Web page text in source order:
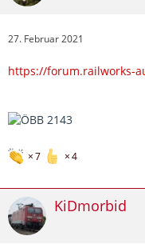
27. Februar 2021
https://forum.railworks-
7 4
KiDmorbid